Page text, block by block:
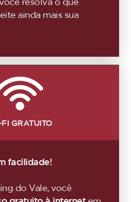
resolva o que
ainda mais sua
GRATUITO
facilidade!
do Vale, você